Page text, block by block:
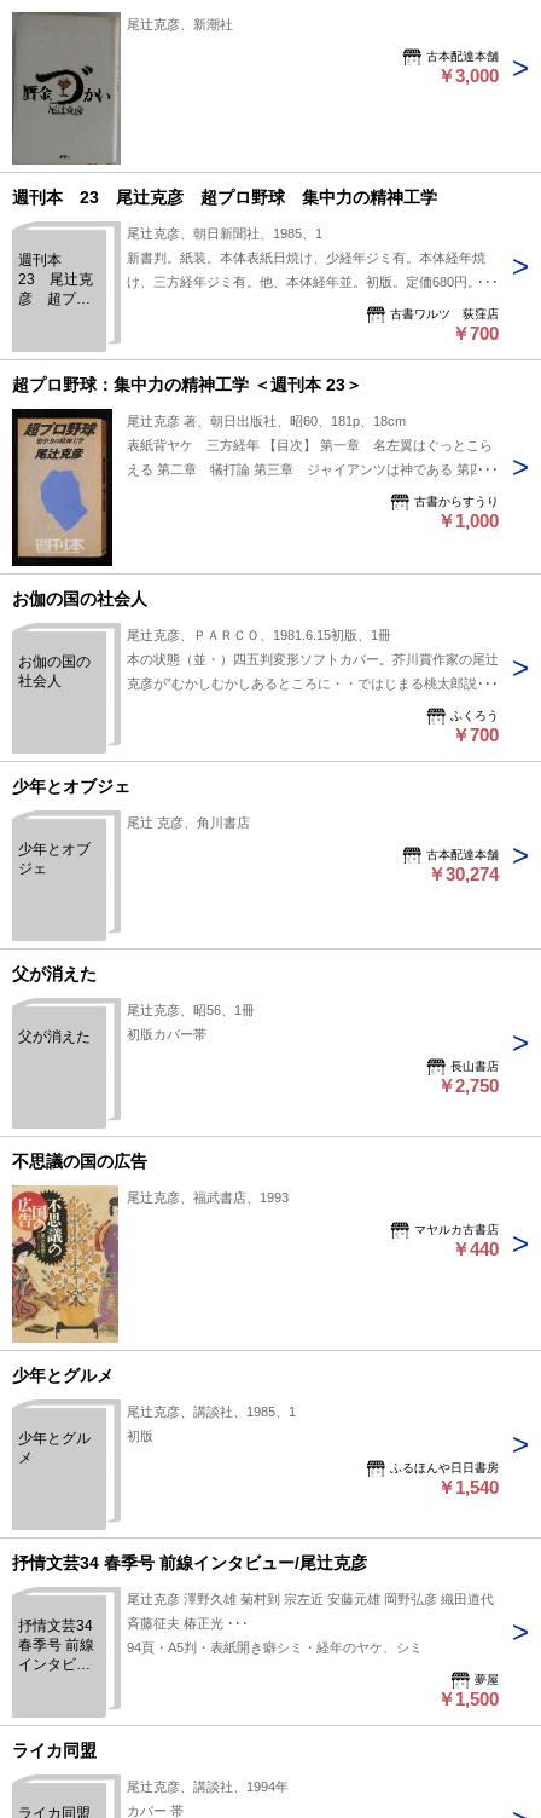
尾辻克彦、新潮社
古本配達本舗
￥3,000
週刊本 23 尾辻克彦 超プロ野球 集中力の精神工学
週刊本
23 尾辻克
彦 超プロ
学
尾辻克彦、朝日新聞社、1985、1
新書判。紙装。本体表紙日焼け、少経年ジミ有。本体経年焼
け、三方経年ジミ有。他、本体経年並。初版。定価680円。灰
古書ワルツ 荻窪店
￥700
超プロ野球：集中力の精神工学 ＜週刊本 23＞
尾辻克彦 著、朝日出版社、昭60、181p、18cm
表紙背ヤケ 三方経年 【目次】 第一章 名左翼はぐっとこら
える 第二章 犠打論 第三章 ジャイアンツは神である 第四
章 視線のテクノロジー 裸眼によるステレオ写真館
古書からすうり
￥1,000
お伽の国の社会人
お伽の国の
社会人
尾辻克彦、ＰＡＲＣＯ、1981.6.15初版、1冊
本の状態（並・）四五判変形ソフトカバー。芥川賞作家の尾辻
克彦が”むかしむかしあるところに・・ではじまる桃太郎説話
ふくろう
￥700
少年とオブジェ
少年とオブ
ジェ
尾辻 克彦、角川書店
古本配達本舗
￥30,274
父が消えた
父が消えた
尾辻克彦、昭56、1冊
初版カバー帯
長山書店
￥2,750
不思議の国の広告
尾辻克彦、福武書店、1993
マヤルカ古書店
￥440
少年とグルメ
少年とグル
メ
尾辻克彦、講談社、1985、1
初版
ふるほんや日日書房
￥1,540
抒情文芸34 春季号 前線インタビュー/尾辻克彦
抒情文芸34
春季号 前線
インタビュ
尾辻克彦 澤野久雄 菊村到 宗左近 安藤元雄 岡野弘彦 織田道代
斉藤征夫 椿正光 ･･･
94頁・A5判・表紙開き癖シミ・経年のヤケ、シミ
夢屋
￥1,500
ライカ同盟
ライカ同盟
尾辻克彦、講談社、1994年
カバー 帯